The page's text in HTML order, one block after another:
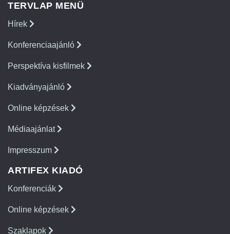
TERVLAP MENÜ
Hírek
Konferenciaajánló
Perspektíva kisfilmek
Kiadványajánló
Online képzések
Médiaajánlat
Impresszum
ARTIFEX KIADÓ
Konferenciák
Online képzések
Szaklapok